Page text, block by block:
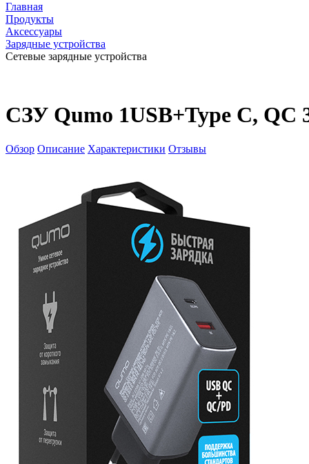
Главная
Продукты
Аксессуары
Зарядные устройства
Сетевые зарядные устройства
СЗУ Qumo 1USB+Type C, QC
Обзор Описание Характеристики Отзывы